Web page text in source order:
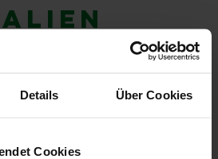
Details Über Cookies
Cookies
Neutrale